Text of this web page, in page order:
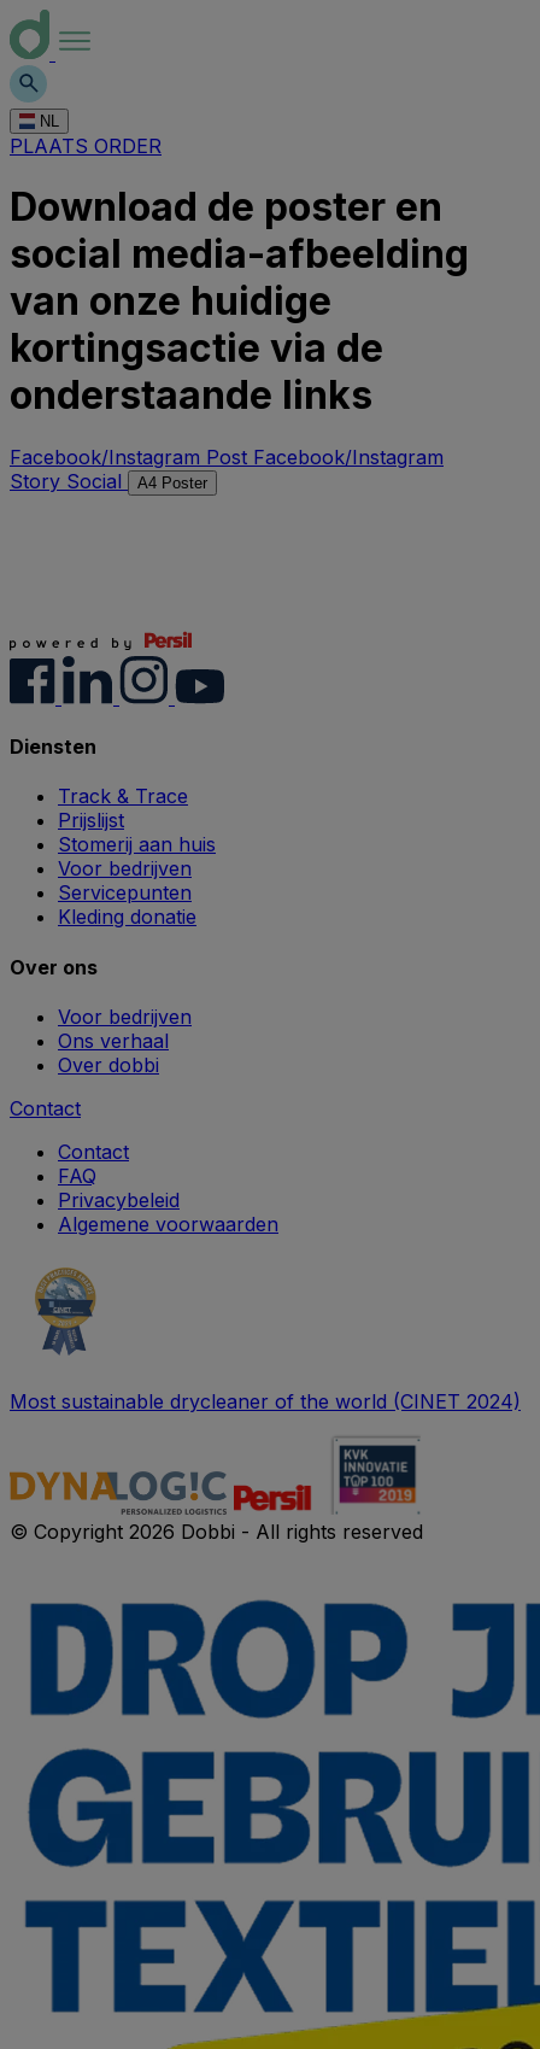
NL
PLAATS ORDER
Download de poster en
social media-afbeelding
van onze huidige
kortingsactie via de
onderstaande links
Facebook/Instagram Post Facebook/Instagram
Story Social
A4 Poster
Diensten
Track & Trace
Prijslijst
Stomerij aan huis
Voor bedrijven
Servicepunten
Kleding donatie
Over ons
Voor bedrijven
Ons verhaal
Over dobbi
Contact
Contact
FAQ
Privacybeleid
Algemene voorwaarden
Most sustainable drycleaner of the world (CINET 2024)
© Copyright 2026 Dobbi - All rights reserved